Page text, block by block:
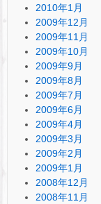
2010年1月
2009年12月
2009年11月
2009年10月
2009年9月
2009年8月
2009年7月
2009年6月
2009年4月
2009年3月
2009年2月
2009年1月
2008年12月
2008年11月